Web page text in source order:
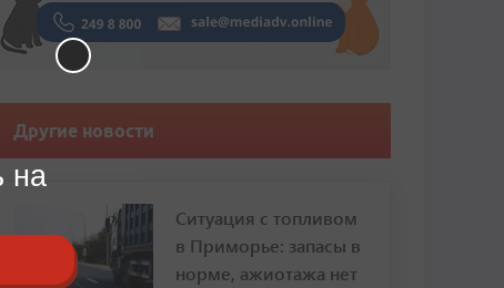
Другие новости
Ситуация с топливом
в Приморье: запасы в
норме, ажиотажа нет
на